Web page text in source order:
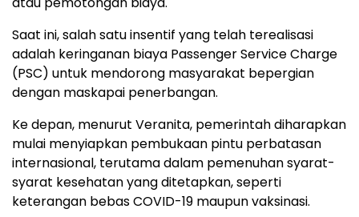
Saat ini, salah satu insentif yang telah terealisasi
adalah keringanan biaya Passenger Service Charge
(PSC) untuk mendorong masyarakat bepergian
dengan maskapai penerbangan.
Ke depan, menurut Veranita, pemerintah diharapkan
mulai menyiapkan pembukaan pintu perbatasan
internasional, terutama dalam pemenuhan syarat-
syarat kesehatan yang ditetapkan, seperti
keterangan bebas COVID-19 maupun vaksinasi.